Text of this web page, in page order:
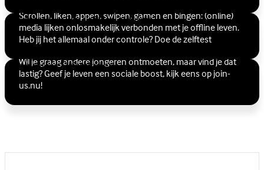
Scrollen, liken, appen, swipen, gamen en bingen: (online)
media lijken onlosmakelijk verbonden met je offline leven.
Heb jij het allemaal onder controle? Doe de zelftest
Lees meer over Ben jij digitaal in balans?
Vriendschap
Wil je graag andere jongeren ontmoeten, maar vind je dat
lastig? Geef je leven een sociale boost, kijk eens op join-
us.nu!
Lees meer over Vriendschap